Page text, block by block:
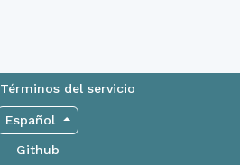
Términos del servicio
Español
Github